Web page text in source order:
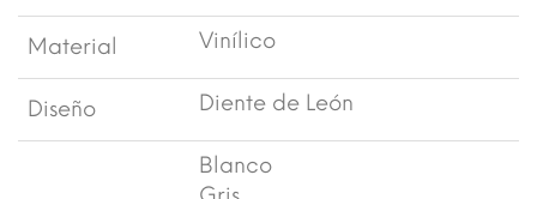
Material Vinílico
Diseño Diente de León
Blanco